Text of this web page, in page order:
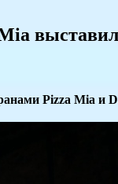
Pizza Mia и